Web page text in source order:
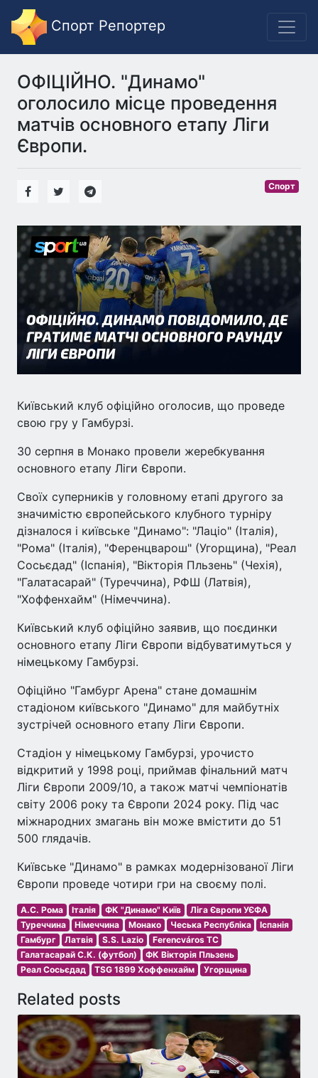
Спорт Репортер
ОФІЦІЙНО. "Динамо"
оголосило місце проведення
матчів основного етапу Ліги
Європи.
Спорт
Київський клуб офіційно оголосив, що проведе
свою гру у Гамбурзі.
30 серпня в Монако провели жеребкування
основного етапу Ліги Європи.
Своїх суперників у головному етапі другого за
значимістю європейського клубного турніру
дізналося і київське "Динамо": "Лаціо" (Італія),
"Рома" (Італія), "Ференцварош" (Угорщина), "Реал
Сосьєдад" (Іспанія), "Вікторія Пльзень" (Чехія),
"Галатасарай" (Туреччина), РФШ (Латвія),
"Хоффенхайм" (Німеччина).
Київський клуб офіційно заявив, що поєдинки
основного етапу Ліги Європи відбуватимуться у
німецькому Гамбурзі.
Офіційно "Гамбург Арена" стане домашнім
стадіоном київського "Динамо" для майбутніх
зустрічей основного етапу Ліги Європи.
Стадіон у німецькому Гамбурзі, урочисто
відкритий у 1998 році, приймав фінальний матч
Ліги Європи 2009/10, а також матчі чемпіонатів
світу 2006 року та Європи 2024 року. Під час
міжнародних змагань він може вмістити до 51
500 глядачів.
Київське "Динамо" в рамках модернізованої Ліги
Європи проведе чотири гри на своєму полі.
А.С. Рома Італія ФК "Динамо" Київ
Ліга Європи УЄФА
Туреччина
Німеччина Монако Чеська Республіка
Іспанія
Гамбург
Латвія S.S. Lazio
Ferencváros TC
Галатасарай С.К. (футбол)
ФК Вікторія Пльзень
Реал Сосьєдад
TSG 1899 Хоффенхайм Угорщина
Related posts